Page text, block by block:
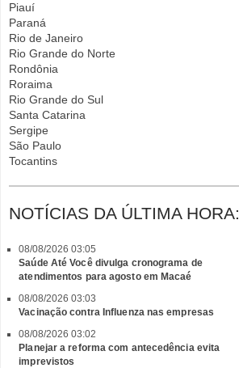
Piauí
Paraná
Rio de Janeiro
Rio Grande do Norte
Rondônia
Roraima
Rio Grande do Sul
Santa Catarina
Sergipe
São Paulo
Tocantins
NOTÍCIAS DA ÚLTIMA HORA:
08/08/2026 03:05
Saúde Até Você divulga cronograma de
atendimentos para agosto em Macaé
08/08/2026 03:03
Vacinação contra Influenza nas empresas
08/08/2026 03:02
Planejar a reforma com antecedência evita
imprevistos